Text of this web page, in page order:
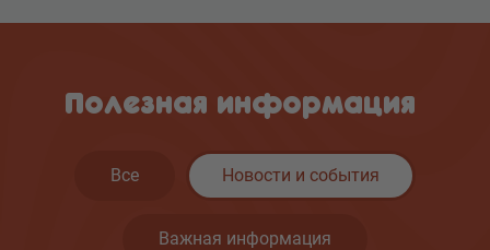
Полезная информация
Все Новости и события
Важная информация